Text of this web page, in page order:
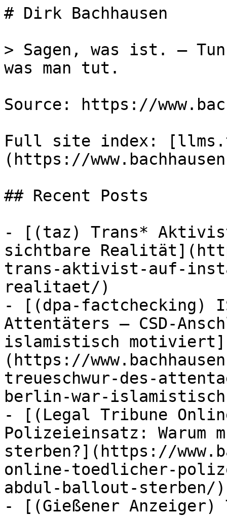
# Dirk Bachhausen
> Sagen, was ist. –
was man tut.
Source: https://
Full site index:
(https://
## Recent Posts
- [(taz) Trans*
sichtbare
trans-aktivist-auf-
realitaet/)
- [(dpa-factchecking)
Attentäters – CSD-
islamistisch motiviert]
(https://
treueschwur-des-
berlin-war-
- [(Legal Tribune
Polizeieinsatz: Warum
sterben?](https://
online-toedlicher-
abdul-ballout-sterben/)
- [(Gießener